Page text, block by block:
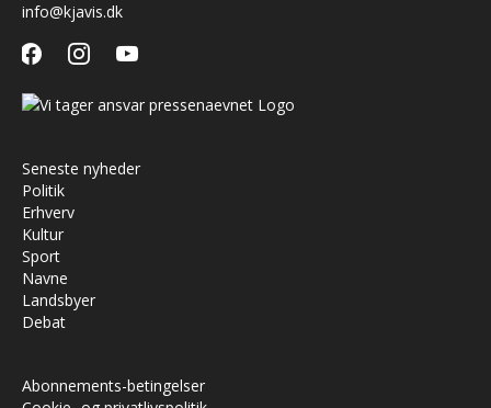
info@kjavis.dk
facebookinstagramyoutube
Seneste nyheder
Politik
Erhverv
Kultur
Sport
Navne
Landsbyer
Debat
Abonnements-betingelser